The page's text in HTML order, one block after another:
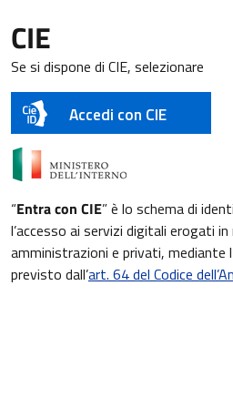
CIE
Se si dispone di CIE, selezionare
Accedi con CIE
“Entra con CIE” è lo schema di
l’accesso ai servizi digitali erogati
amministrazioni e privati, mediante
previsto dall’art. 64 del Codice